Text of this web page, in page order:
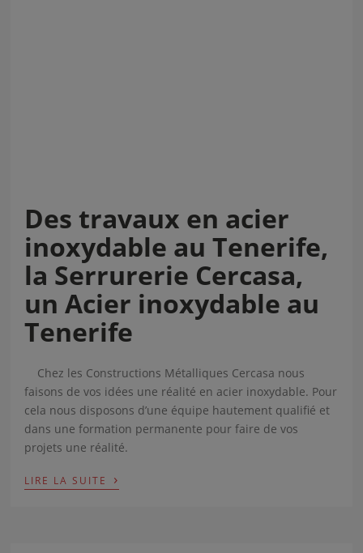
Des travaux en acier
inoxydable au Tenerife,
la Serrurerie Cercasa,
un Acier inoxydable au
Tenerife
Chez les Constructions Métalliques Cercasa nous
faisons de vos idées une réalité en acier inoxydable. Pour
cela nous disposons d’une équipe hautement qualifié et
dans une formation permanente pour faire de vos
projets une réalité.
LIRE LA SUITE ›